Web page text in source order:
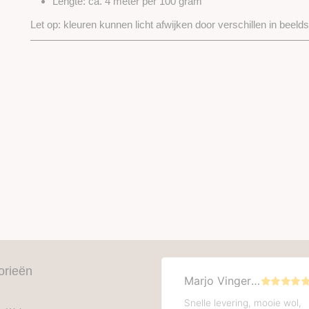
Let op: kleuren kunnen licht afwijken door verschillen in